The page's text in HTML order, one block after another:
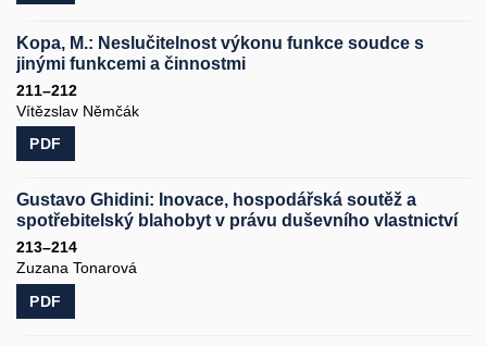
Kopa, M.: Neslučitelnost výkonu funkce soudce s
jinými funkcemi a činnostmi
211–212
Vítězslav Němčák
PDF
Gustavo Ghidini: Inovace, hospodářská soutěž a
spotřebitelský blahobyt v právu duševního vlastnictví
213–214
Zuzana Tonarová
PDF